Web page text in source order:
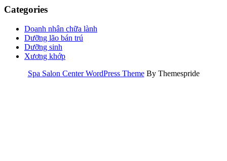
Categories
Doanh nhân chữa lành
Dưỡng lão bán trú
Dưỡng sinh
Xương khớp
Spa Salon Center WordPress ThemeBy Themespride